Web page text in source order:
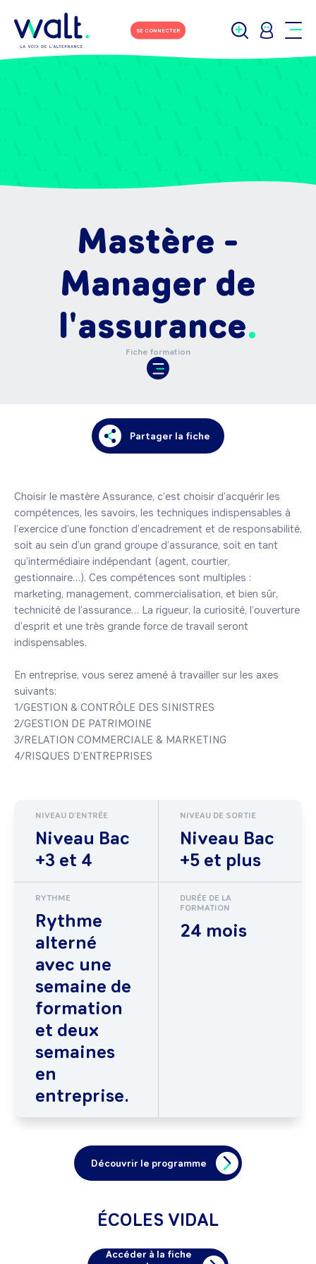
SE CONNECTER
Mastère -
Manager de
l'assurance
Fiche formation
Partager la fiche
Choisir le mastère Assurance, c’est choisir d’acquérir les
compétences, les savoirs, les techniques indispensables à
l’exercice d’une fonction d’encadrement et de responsabilité,
soit au sein d’un grand groupe d’assurance, soit en tant
qu’intermédiaire indépendant (agent, courtier,
gestionnaire…). Ces compétences sont multiples :
marketing, management, commercialisation, et bien sûr,
technicité de l’assurance… La rigueur, la curiosité, l’ouverture
d’esprit et une très grande force de travail seront
indispensables.
En entreprise, vous serez amené à travailler sur les axes
suivants:
1/GESTION & CONTRÔLE DES SINISTRES
2/GESTION DE PATRIMOINE
3/RELATION COMMERCIALE & MARKETING
4/RISQUES D’ENTREPRISES
NIVEAU D'ENTRÉE
Niveau Bac
+3 et 4
NIVEAU DE SORTIE
Niveau Bac
+5 et plus
RYTHME
Rythme
alterné
avec une
semaine de
formation
et deux
semaines
en
entreprise.
DURÉE DE LA
FORMATION
24 mois
Découvrir le programme
ÉCOLES VIDAL
Accéder à la fiche